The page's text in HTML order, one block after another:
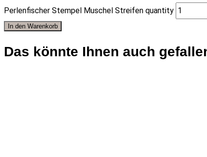
Perlenfischer Stempel Muschel Streifen quantity
In den Warenkorb
Das könnte Ihnen auch